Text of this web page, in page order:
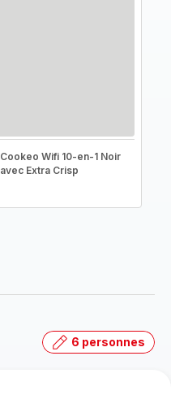
Cookeo Wifi 10-en-1 Noir
avec Extra Crisp
6 personnes